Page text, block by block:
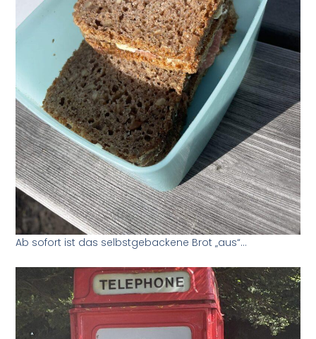
Ab sofort ist das selbstgebackene Brot „aus“…